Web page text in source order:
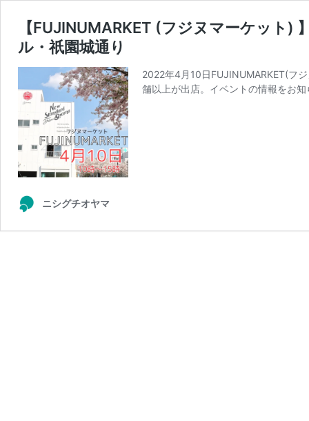
【FUJINUMARKET (フジヌマーケット)
ル・祇園城通り
2022年4月10日FUJINUMARKET(フ
舗以上が出店。イベントの情報をお知
ニシグチオヤマ